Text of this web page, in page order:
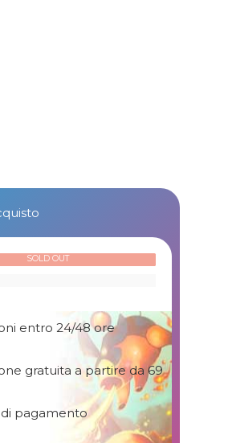
entro 24/48 ore
gratuita a partire da 69
pagamento
SOLD OUT